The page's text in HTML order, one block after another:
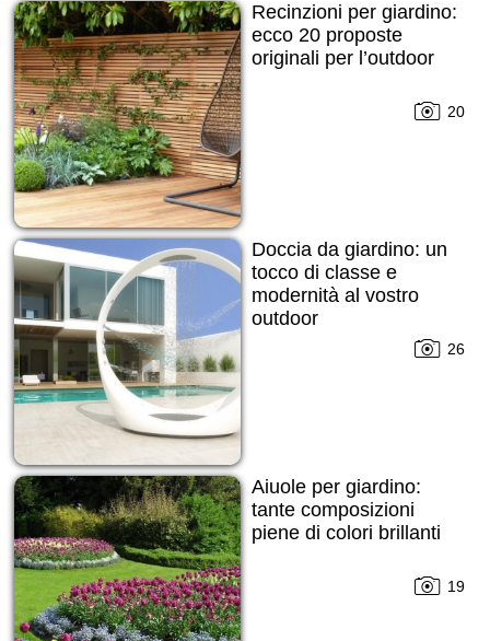
Recinzioni per giardino:
ecco 20 proposte
originali per l’outdoor
20
Doccia da giardino: un
tocco di classe e
modernità al vostro
outdoor
26
Aiuole per giardino:
tante composizioni
piene di colori brillanti
19